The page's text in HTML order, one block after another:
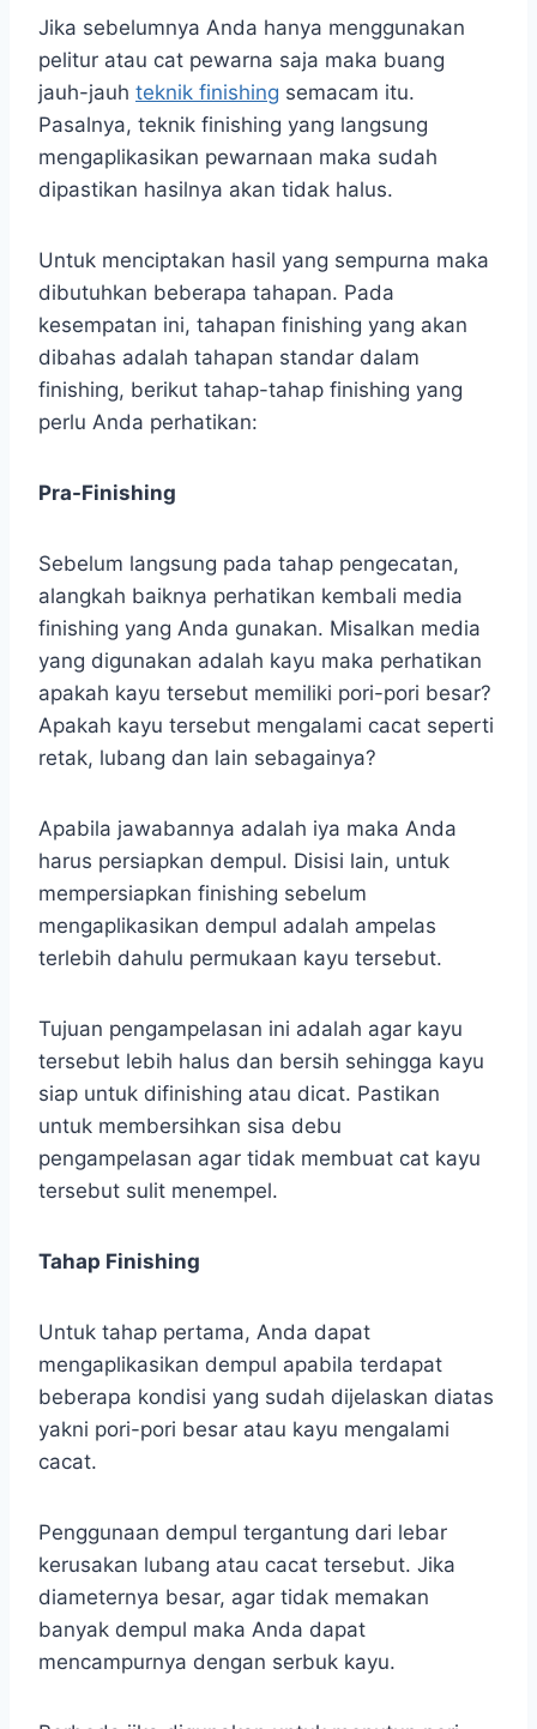
Jika sebelumnya Anda hanya menggunakan
pelitur atau cat pewarna saja maka buang
jauh-jauh teknik finishing semacam itu.
Pasalnya, teknik finishing yang langsung
mengaplikasikan pewarnaan maka sudah
dipastikan hasilnya akan tidak halus.
Untuk menciptakan hasil yang sempurna maka
dibutuhkan beberapa tahapan. Pada
kesempatan ini, tahapan finishing yang akan
dibahas adalah tahapan standar dalam
finishing, berikut tahap-tahap finishing yang
perlu Anda perhatikan:
Pra-Finishing
Sebelum langsung pada tahap pengecatan,
alangkah baiknya perhatikan kembali media
finishing yang Anda gunakan. Misalkan media
yang digunakan adalah kayu maka perhatikan
apakah kayu tersebut memiliki pori-pori besar?
Apakah kayu tersebut mengalami cacat seperti
retak, lubang dan lain sebagainya?
Apabila jawabannya adalah iya maka Anda
harus persiapkan dempul. Disisi lain, untuk
mempersiapkan finishing sebelum
mengaplikasikan dempul adalah ampelas
terlebih dahulu permukaan kayu tersebut.
Tujuan pengampelasan ini adalah agar kayu
tersebut lebih halus dan bersih sehingga kayu
siap untuk difinishing atau dicat. Pastikan
untuk membersihkan sisa debu
pengampelasan agar tidak membuat cat kayu
tersebut sulit menempel.
Tahap Finishing
Untuk tahap pertama, Anda dapat
mengaplikasikan dempul apabila terdapat
beberapa kondisi yang sudah dijelaskan diatas
yakni pori-pori besar atau kayu mengalami
cacat.
Penggunaan dempul tergantung dari lebar
kerusakan lubang atau cacat tersebut. Jika
diameternya besar, agar tidak memakan
banyak dempul maka Anda dapat
mencampurnya dengan serbuk kayu.